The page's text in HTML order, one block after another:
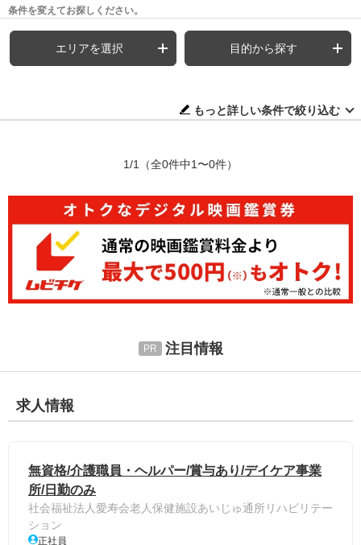
条件を変えてお探しください。
エリアを選択 目的から探す
もっと詳しい条件で絞り込む
1/1 （全0件中1〜0件）
注目情報
求人情報
無資格/介護職員・ヘルパー/賞与あり/デイケア事業
所/日勤のみ
社会福祉法人愛寿会老人保健施設あいじゅ通所リハビリテー
ション
正社員